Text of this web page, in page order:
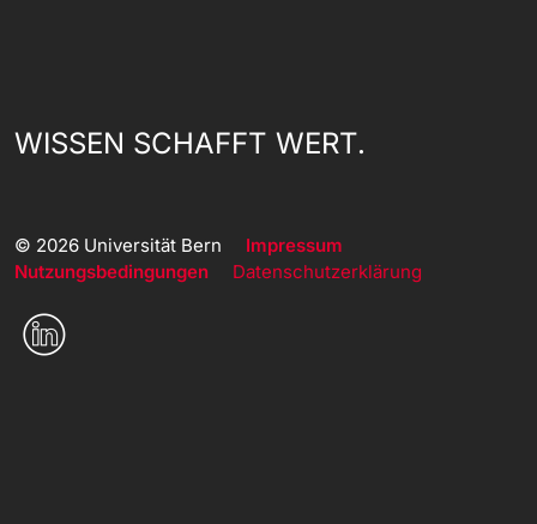
WISSEN SCHAFFT WERT.
© 2026 Universität Bern Impressum
Nutzungsbedingungen
Datenschutzerklärung